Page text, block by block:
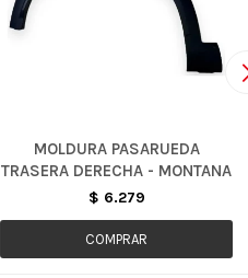
MOLDURA PASARUEDA
TRASERA DERECHA - MONTANA
$ 6.279